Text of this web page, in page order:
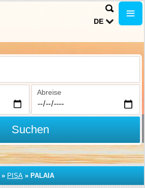
DE
Abreise
Suchen
» PISA » PALAIA